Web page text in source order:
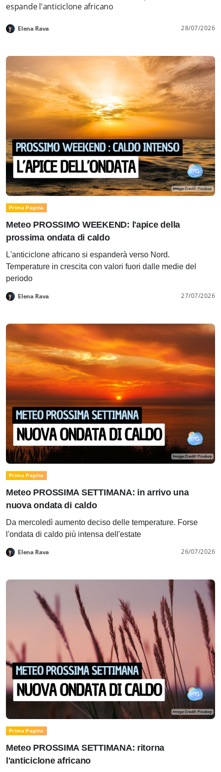
espande l'anticiclone africano
Elena Rava 28/07/2026
Prima Pagina
Meteo PROSSIMO WEEKEND: l'apice della
prossima ondata di caldo
L'anticiclone africano si espanderà verso Nord.
Temperature in crescita con valori fuori dalle medie del
periodo
Elena Rava 27/07/2026
Prima Pagina
Meteo PROSSIMA SETTIMANA: in arrivo una
nuova ondata di caldo
Da mercoledì aumento deciso delle temperature. Forse
l'ondata di caldo più intensa dell'estate
Elena Rava 26/07/2026
Prima Pagina
Meteo PROSSIMA SETTIMANA: ritorna
l'anticiclone africano